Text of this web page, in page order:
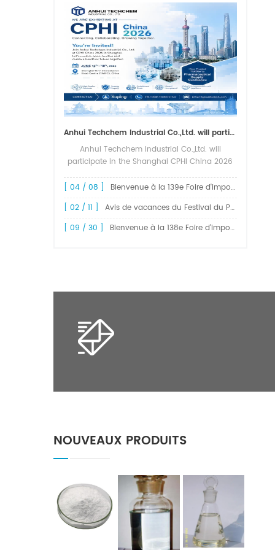
Anhui Techchem Industrial Co.,Ltd. will participate in the Shanghai CPHI China 2026 exhibition.
Anhui Techchem Industrial Co.,Ltd. will
participate in the Shanghai CPHI China 2026
grandly kick off at the Shanghai New
[ 04 / 08 ]
Bienvenue à la 139e Foire d'import-export de Chine, la Foire de Canton
[ 02 / 11 ]
Avis de vacances du Festival du Printemps 2026 !
[ 09 / 30 ]
Bienvenue à la 138e Foire d'import-export de Chine
NOUVEAUX PRODUITS